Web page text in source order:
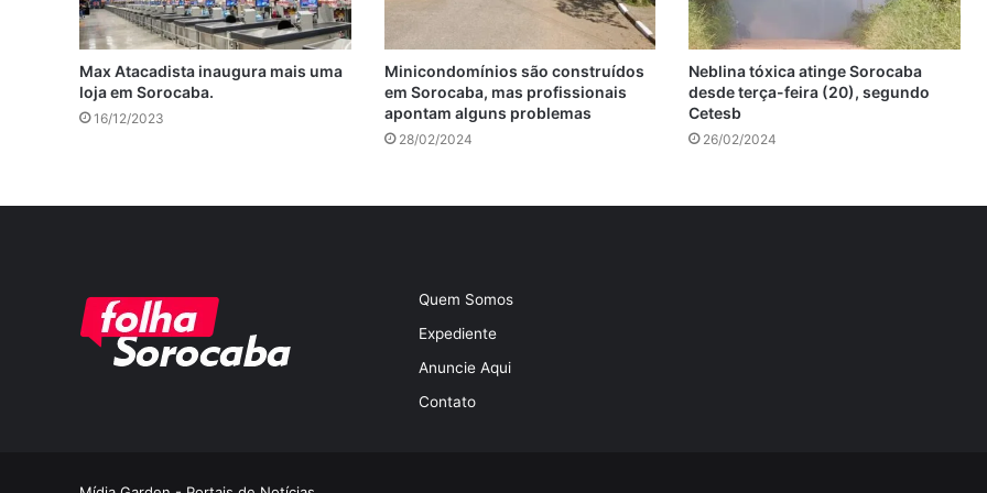
Max Atacadista inaugura mais uma
loja em Sorocaba.
16/12/2023
Minicondomínios são construídos
em Sorocaba, mas profissionais
apontam alguns problemas
28/02/2024
Neblina tóxica atinge Sorocaba
desde terça-feira (20), segundo
Cetesb
26/02/2024
Quem Somos
Expediente
Anuncie Aqui
Contato